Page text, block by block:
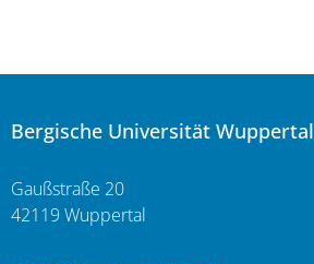
Bergische Universität Wuppertal
Gaußstraße 20
42119 Wuppertal